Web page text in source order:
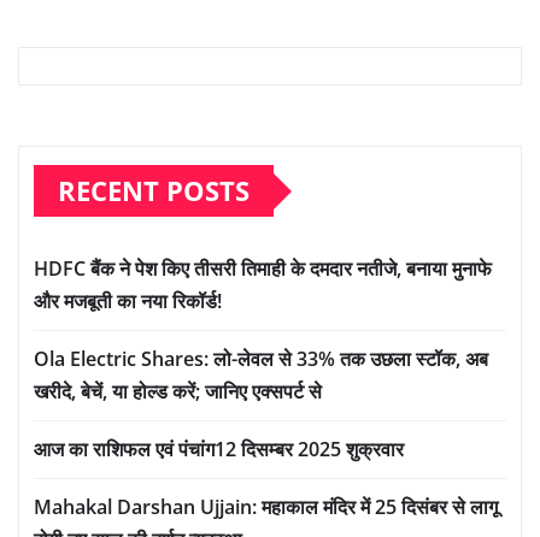
RECENT POSTS
HDFC बैंक ने पेश किए तीसरी तिमाही के दमदार नतीजे, बनाया मुनाफे
और मजबूती का नया रिकॉर्ड!
Ola Electric Shares: लो-लेवल से 33% तक उछला स्टॉक, अब
खरीदे, बेचें, या होल्ड करें; जानिए एक्सपर्ट से
आज का राशिफल एवं पंचांग12 दिसम्बर 2025 शुक्रवार
Mahakal Darshan Ujjain: महाकाल मंदिर में 25 दिसंबर से लागू